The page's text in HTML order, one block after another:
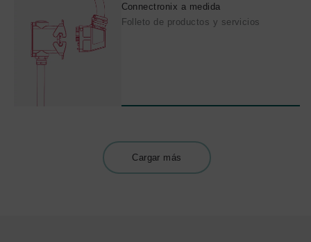
Connectronix a medida
Folleto de productos y servicios
Cargar más